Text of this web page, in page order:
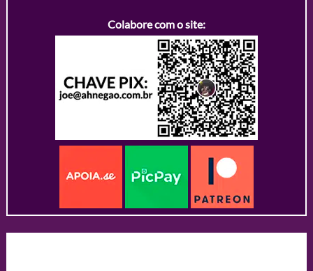
Colabore com o site: